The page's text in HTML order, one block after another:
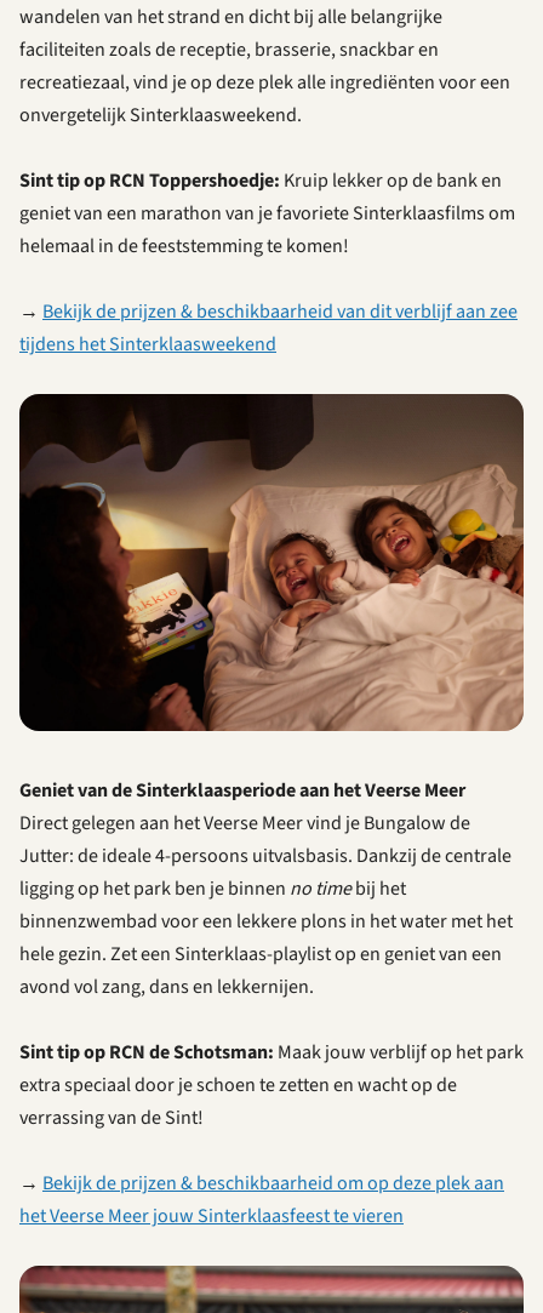
wandelen van het strand en dicht bij alle belangrijke
faciliteiten zoals de receptie, brasserie, snackbar en
recreatiezaal, vind je op deze plek alle ingrediënten voor een
onvergetelijk Sinterklaasweekend.
Sint tip op RCN Toppershoedje: Kruip lekker op de bank en
geniet van een marathon van je favoriete Sinterklaasfilms om
helemaal in de feeststemming te komen!
→ Bekijk de prijzen & beschikbaarheid van dit verblijf aan zee
tijdens het Sinterklaasweekend
Geniet van de Sinterklaasperiode aan het Veerse Meer
Direct gelegen aan het Veerse Meer vind je Bungalow de
Jutter: de ideale 4-persoons uitvalsbasis. Dankzij de centrale
ligging op het park ben je binnen no timebij het
binnenzwembad voor een lekkere plons in het water met het
hele gezin. Zet een Sinterklaas-playlist op en geniet van een
avond vol zang, dans en lekkernijen.
Sint tip op RCN de Schotsman: Maak jouw verblijf op het park
extra speciaal door je schoen te zetten en wacht op de
verrassing van de Sint!
→ Bekijk de prijzen & beschikbaarheid om op deze plek aan
het Veerse Meer jouw Sinterklaasfeest te vieren